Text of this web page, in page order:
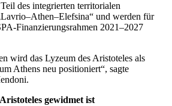
des integrierten territorialen
und werden für
Finanzierungsrahmen 2021–2027
wird das Lyzeum des Aristoteles als
Athens neu positioniert“, sagte
gewidmet ist